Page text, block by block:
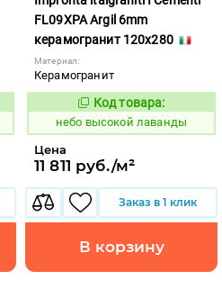
FL09XPA Argil 6mm
керамогранит 120x280
Материал:
Керамогранит
1111416
Код товара:
небо высокой лаванды
Цена
11 811 руб./м²
Заказ в 1 клик
В корзину